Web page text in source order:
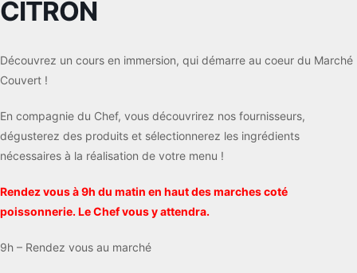
CITRON
Découvrez un cours en immersion, qui démarre au coeur du Marché
Couvert !
En compagnie du Chef, vous découvrirez nos fournisseurs,
dégusterez des produits et sélectionnerez les ingrédients
nécessaires à la réalisation de votre menu !
Rendez vous à 9h du matin en haut des marches coté
poissonnerie. Le Chef vous y attendra.
9h – Rendez vous au marché